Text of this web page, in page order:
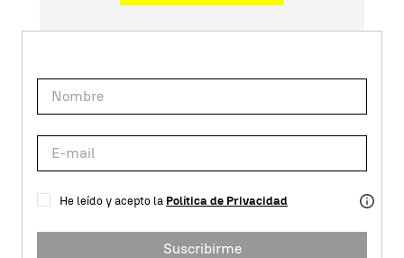
He leído y acepto la Política de Privacidad
Suscribirme